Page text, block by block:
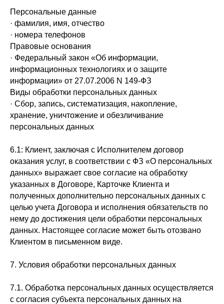
Персональные данные
· фамилия, имя, отчество
· номера телефонов
Правовые основания
· Федеральный закон «Об информации,
информационных технологиях и о защите
информации» от 27.07.2006 N 149-ФЗ
Виды обработки персональных данных
· Сбор, запись, систематизация, накопление,
хранение, уничтожение и обезличивание
персональных данных
6.1: Клиент, заключая с Исполнителем договор
оказания услуг, в соответствии с ФЗ «О персональных
данных» выражает свое согласие на обработку
указанных в Договоре, Карточке Клиента и
полученных дополнительно персональных данных с
целью учета Договора и исполнения обязательств по
нему до достижения цели обработки персональных
данных. Настоящее согласие может быть отозвано
Клиентом в письменном виде.
7. Условия обработки персональных данных
7.1. Обработка персональных данных осуществляется
с согласия субъекта персональных данных на